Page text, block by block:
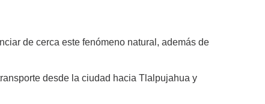
de cerca este fenómeno natural, además de
desde la ciudad hacia Tlalpujahua y